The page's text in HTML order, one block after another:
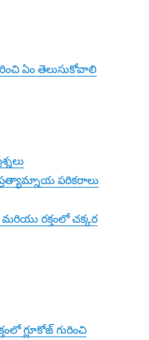
ఏం తెలుసుకోవాలి
పరికరాలు
రక్తంలో చక్కర
గ్లూకోజ్ గురించి